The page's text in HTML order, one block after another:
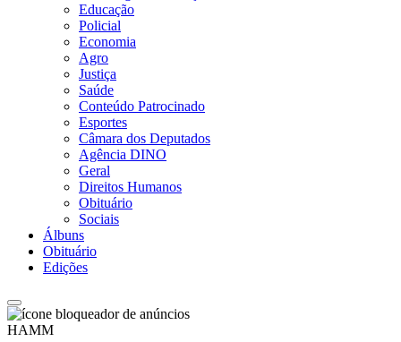
Educação
Policial
Economia
Agro
Justiça
Saúde
Conteúdo Patrocinado
Esportes
Câmara dos Deputados
Agência DINO
Geral
Direitos Humanos
Obituário
Sociais
Álbuns
Obituário
Edições
HAMM